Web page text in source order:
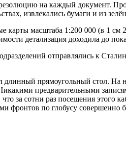
на каждый документ.
извлекались бумаги и из
карты масштаба 1:200 000 (в 1
детализация доходила до
отправлялись к
прямоугольный стол.
предварительными
за сотни раз посещения этого
фронтов по глобусу совершенно